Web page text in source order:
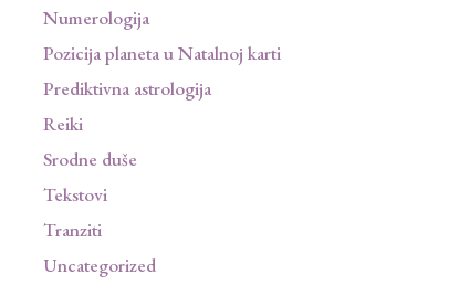
Numerologija
Pozicija planeta u Natalnoj karti
Prediktivna astrologija
Reiki
Srodne duše
Tekstovi
Tranziti
Uncategorized